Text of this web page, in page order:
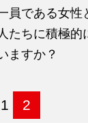
員である女性
たちに積極的
ますか？
2